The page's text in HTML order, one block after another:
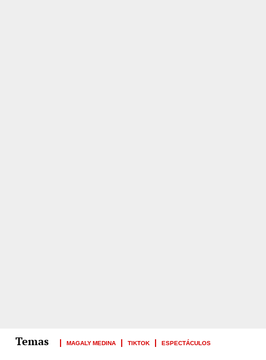
MAGALY MEDINA TIKTOK ESPECTÁCULOS